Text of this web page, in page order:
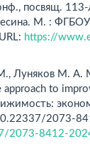
посвящ.
М. :
https://
Луняков М. А.
to
2073-
2073-8412-